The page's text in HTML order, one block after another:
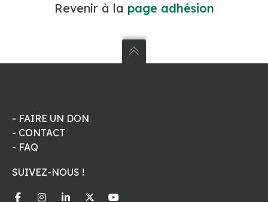
Revenir à la page adhésion
- FAIRE UN DON
- CONTACT
- FAQ
SUIVEZ-NOUS !